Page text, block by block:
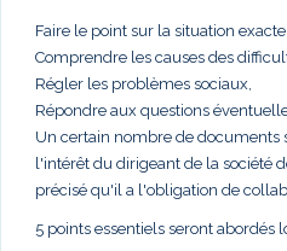
Faire le point sur la situation exacte
Comprendre les causes des
Régler les problèmes sociaux,
Répondre aux questions
Un certain nombre de documents
l'intérêt du dirigeant de la société
précisé qu'il a l'obligation de
5 points essentiels seront abordés